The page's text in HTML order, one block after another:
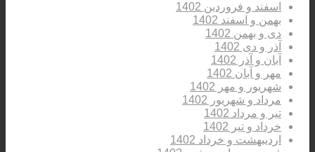
اسفند و فروردین 1402
بهمن و اسفند 1402
دی و بهمن 1402
آذر و دی 1402
آبان و آذر 1402
مهر و آبان 1402
شهریور و مهر 1402
مرداد و شهریور 1402
تیر و مرداد 1402
خرداد و تیر 1402
اردیبهشت و خرداد 1402